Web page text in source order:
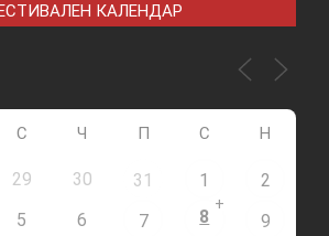
КАЛЕНДАР
С Ч П С Н
29 30 31 1
2
5 6 7 8
+
9